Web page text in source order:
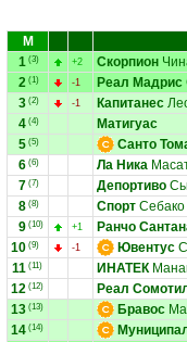
М
1 (3) +2 Скорпион
2 (1) -1 Реал Мадрис
3 (2) -1 Капитанес
4 (4)
Матигуас
5 (5) Санто
6 (6) Ла Ника
7 (7) Депортиво
8 (8) Спорт Себако
9 (10) +1 Ранчо
10 (9) -1 Ювентус
11 (11) ИНАТЕК
12 (12)
Реал
13 (13) Бравос
14 (14)